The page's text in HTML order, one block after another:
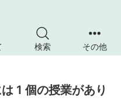
検索 その他
1 個の授業があり